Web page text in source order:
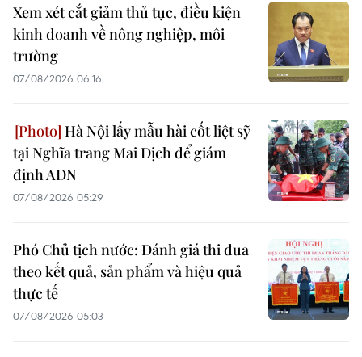
Xem xét cắt giảm thủ tục, điều kiện
kinh doanh về nông nghiệp, môi
trường
07/08/2026 06:16
Hà Nội lấy mẫu hài cốt liệt sỹ
tại Nghĩa trang Mai Dịch để giám
định ADN
07/08/2026 05:29
Phó Chủ tịch nước: Đánh giá thi đua
theo kết quả, sản phẩm và hiệu quả
thực tế
07/08/2026 05:03